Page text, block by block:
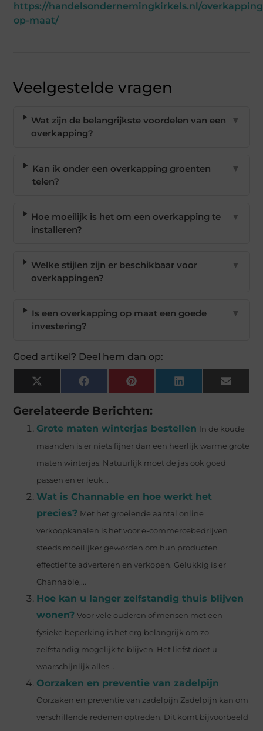
https://handelsondernemingkirkels.nl/
op-maat/
Veelgestelde vragen
Wat zijn de belangrijkste voordelen van een
overkapping?
▼
Kan ik onder een overkapping groenten
telen?
▼
Hoe moeilijk is het om een overkapping te
installeren?
▼
Welke stijlen zijn er beschikbaar voor
overkappingen?
▼
Is een overkapping op maat een goede
investering?
▼
Goed artikel? Deel hem dan op:
X
(Twitter)
FacebookPinterest LinkedIn Email
Gerelateerde Berichten:
Grote maten winterjas bestellen In de koude
maanden is er niets fijner dan een heerlijk warme grote
maten winterjas. Natuurlijk moet de jas ook goed
passen en er leuk...
Wat is Channable en hoe werkt het
precies? Met het groeiende aantal online
verkoopkanalen is het voor e-commercebedrijven
steeds moeilijker geworden om hun producten
effectief te adverteren en verkopen. Gelukkig is er
Channable,...
Hoe kan u langer zelfstandig thuis blijven
wonen? Voor vele ouderen of mensen met een
fysieke beperking is het erg belangrijk om zo
zelfstandig mogelijk te blijven. Het liefst doet u
waarschijnlijk alles...
Oorzaken en preventie van zadelpijn
Oorzaken en preventie van zadelpijn Zadelpijn kan om
verschillende redenen optreden. Dit komt bijvoorbeeld